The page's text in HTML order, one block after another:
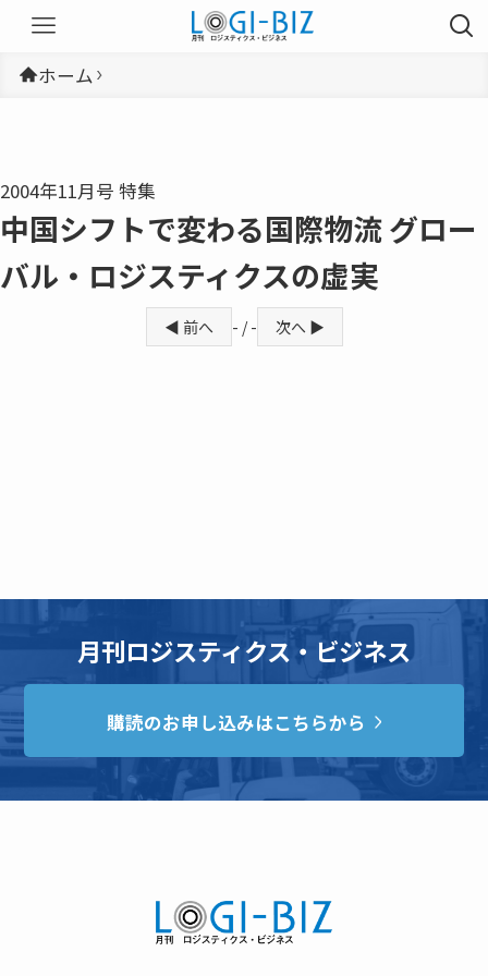
ホーム
2004年11月号 特集
中国シフトで変わる国際物流 グロー
バル・ロジスティクスの虚実
◀ 前へ - / - 次へ ▶
月刊ロジスティクス・ビジネス
購読のお申し込みはこちらから